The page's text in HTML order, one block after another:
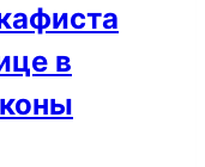
в